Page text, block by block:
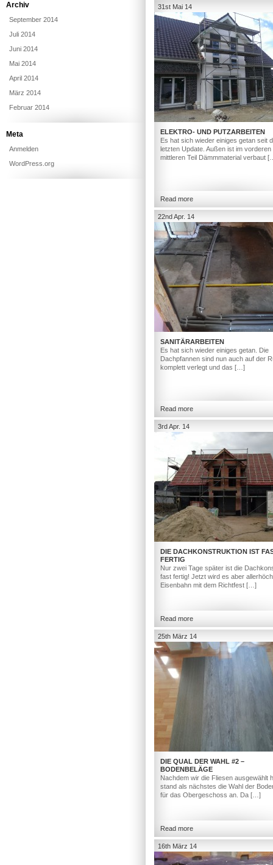
31st Mai 14
ELEKTRO- UND PUTZARBEITEN
Es hat sich wieder einiges getan seit
letzten Update. Außen ist im vorderen
mittleren Teil Dämmmaterial verbaut
Read more
22nd Apr. 14
SANITÄRARBEITEN
Es hat sich wieder einiges getan. Die
Dachpfannen sind nun auch auf der
komplett verlegt und das […]
Read more
3rd Apr. 14
DIE DACHKONSTRUKTION IST
FERTIG
Nur zwei Tage später ist die
fast fertig! Jetzt wird es aber
Eisenbahn mit dem Richtfest […]
Read more
25th März 14
DIE QUAL DER WAHL #2 –
BODENBELÄGE
Nachdem wir die Fliesen ausgewählt
stand als nächstes die Wahl der
für das Obergeschoss an. Da […]
Read more
16th März 14
Archiv
September 2014
Juli 2014
Juni 2014
Mai 2014
April 2014
März 2014
Februar 2014
Meta
Anmelden
WordPress.org